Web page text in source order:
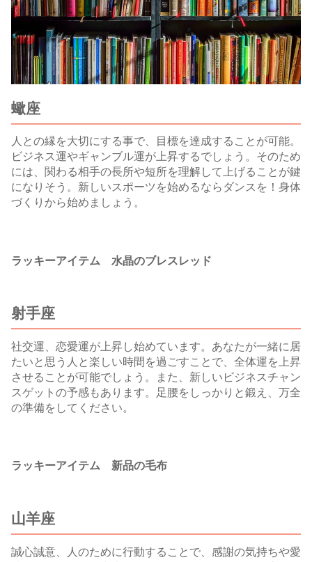
蠍座
人との縁を大切にする事で、目標を達成することが可能。
ビジネス運やギャンブル運が上昇するでしょう。そのため
には、関わる相手の長所や短所を理解して上げることが鍵
になりそう。新しいスポーツを始めるならダンスを！身体
づくりから始めましょう。
ラッキーアイテム 水晶のブレスレッド
射手座
社交運、恋愛運が上昇し始めています。あなたが一緒に居
たいと思う人と楽しい時間を過ごすことで、全体運を上昇
させることが可能でしょう。また、新しいビジネスチャン
スゲットの予感もあります。足腰をしっかりと鍛え、万全
の準備をしてください。
ラッキーアイテム 新品の毛布
山羊座
誠心誠意、人のために行動することで、感謝の気持ちや愛